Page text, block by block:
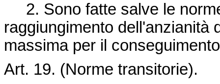
2. Sono fatte salve le
raggiungimento dell'anzianità
massima per il
Art. 19. (Norme transitorie).